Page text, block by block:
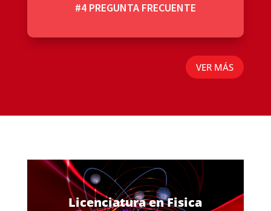
#4 PREGUNTA FRECUENTE
VER MÁS
Licenciatura en Fisica